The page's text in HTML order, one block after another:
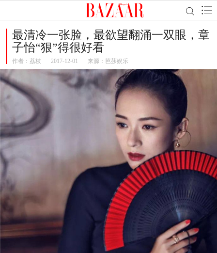
最清冷一张脸，最欲望翻涌一双眼，章
子怡“狠”得很好看
作者： 荔枝 2017-12-01 来源：芭莎娱乐